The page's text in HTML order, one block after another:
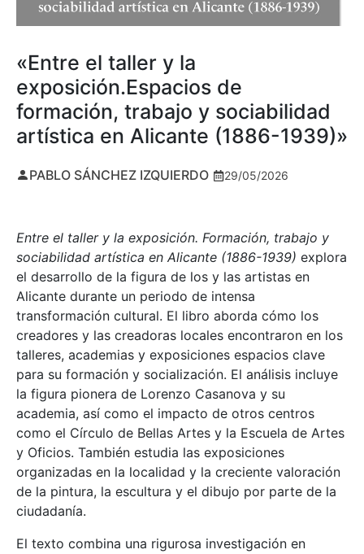
«Entre el taller y la
exposición.Espacios de
formación, trabajo y sociabilidad
artística en Alicante (1886-1939)»
PABLO SÁNCHEZ IZQUIERDO 29/05/2026
Entre el taller y la exposición. Formación, trabajo y
sociabilidad artística en Alicante (1886-1939) explora
el desarrollo de la figura de los y las artistas en
Alicante durante un periodo de intensa
transformación cultural. El libro aborda cómo los
creadores y las creadoras locales encontraron en los
talleres, academias y exposiciones espacios clave
para su formación y socialización. El análisis incluye
la figura pionera de Lorenzo Casanova y su
academia, así como el impacto de otros centros
como el Círculo de Bellas Artes y la Escuela de Artes
y Oficios. También estudia las exposiciones
organizadas en la localidad y la creciente valoración
de la pintura, la escultura y el dibujo por parte de la
ciudadanía.
El texto combina una rigurosa investigación en